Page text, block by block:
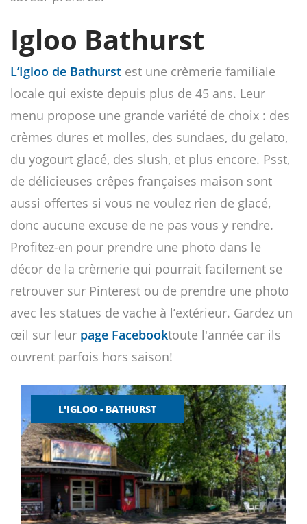
Igloo Bathurst
L’Igloo de Bathurst est une crèmerie familiale
locale qui existe depuis plus de 45 ans. Leur
menu propose une grande variété de choix : des
crèmes dures et molles, des sundaes, du gelato,
du yogourt glacé, des slush, et plus encore. Psst,
de délicieuses crêpes françaises maison sont
aussi offertes si vous ne voulez rien de glacé,
donc aucune excuse de ne pas vous y rendre.
Profitez-en pour prendre une photo dans le
décor de la crèmerie qui pourrait facilement se
retrouver sur Pinterest ou de prendre une photo
avec les statues de vache à l’extérieur. Gardez un
œil sur leur page Facebooktoute l'année car ils
ouvrent parfois hors saison!
L'IGLOO - BATHURST